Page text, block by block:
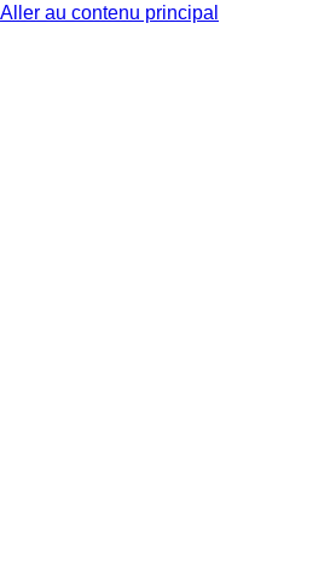
Aller au contenu principal